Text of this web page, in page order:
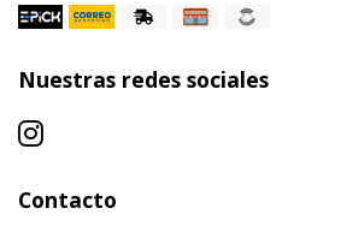
Nuestras redes sociales
Contacto